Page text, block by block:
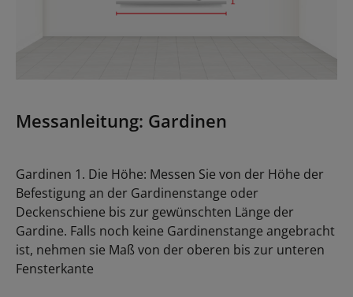
Messanleitung: Gardinen
Gardinen 1. Die Höhe: Messen Sie von der Höhe der
Befestigung an der Gardinenstange oder
Deckenschiene bis zur gewünschten Länge der
Gardine. Falls noch keine Gardinenstange angebracht
ist, nehmen sie Maß von der oberen bis zur unteren
Fensterkante